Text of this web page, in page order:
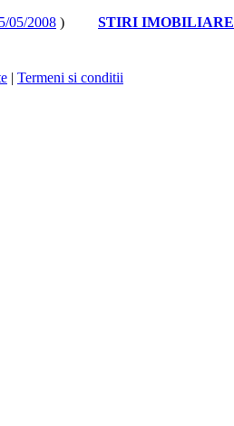
05/2008 ) STIRI IMOBILIARE
| Termeni si conditii